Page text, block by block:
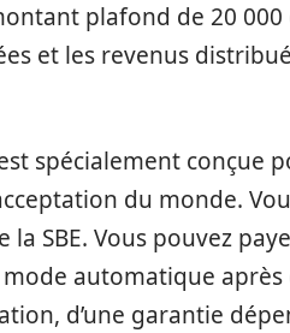
plafond de 20
et les revenus
spécialement conçue
du monde.
SBE. Vous pouvez
automatique
d’une garantie